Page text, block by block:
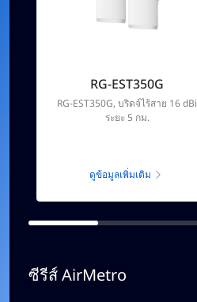
RG-EST350G
RG-EST350G, บริดจ์ไร้สาย 16 dBi
ระยะ 5 กม.
ดูข้อมูลเพิ่มเติม
ซีรีส์ AirMetro